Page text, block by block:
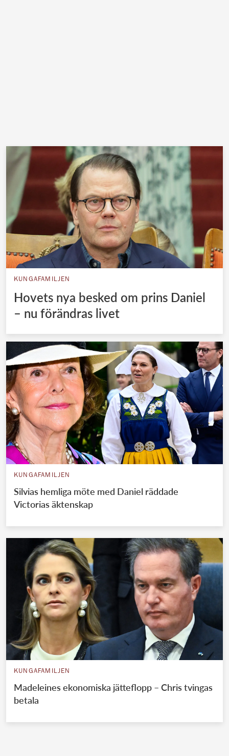
KUNGAFAMILJEN
Hovets nya besked om prins Daniel
– nu förändras livet
KUNGAFAMILJEN
Silvias hemliga möte med Daniel räddade
Victorias äktenskap
KUNGAFAMILJEN
Madeleines ekonomiska jätteflopp – Chris tvingas
betala